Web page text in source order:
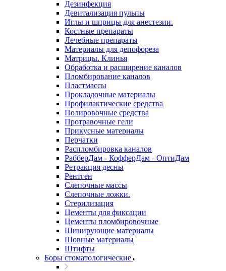
Дезинфекция
Девитализация пульпы
Иглы и шприцы для анестезии.
Костные препараты
Лечебные препараты
Материалы для депофореза
Матрицы. Клинья
Обработка и расширение каналов
Пломбирование каналов
Пластмассы
Прокладочные материалы
Профилактические средства
Полировочные средства
Протравочные гели
Прикусные материалы
Перчатки
Распломбировка каналов
РабберДам - КофферДам - ОптиДам
Ретракция десны
Рентген
Слепочные массы
Слепочные ложки.
Стерилизация
Цементы для фиксации
Цементы пломбировочные
Шинирующие материалы
Шовные материалы
Штифты
Боры стоматологические